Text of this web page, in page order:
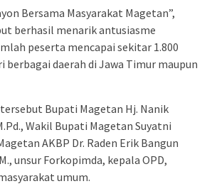
Bersama Masyarakat Magetan”,
berhasil menarik antusiasme
peserta mencapai sekitar 1.800
berbagai daerah di Jawa Timur maupun
Bupati Magetan Hj. Nanik
Wakil Bupati Magetan Suyatni
AKBP Dr. Raden Erik Bangun
unsur Forkopimda, kepala OPD,
umum.